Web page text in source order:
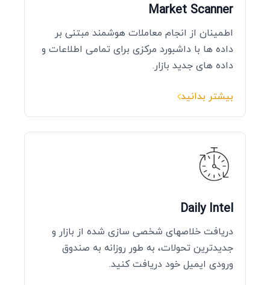
Market Scanner
اطمینان از انجام معاملات هوشمند مبتنی بر
داده‌ ها با داشبورد مرکزی برای تمامی اطلاعات و
داده‌ های جدید بازار.
بیشتر بدانید
Daily Intel
دریافت خلاصهای شخصی‌ سازی‌ شده از بازار و
جدیدترین تحولات، به‌ طور روزانه به صندوق
ورودی ایمیل خود دریافت کنید.